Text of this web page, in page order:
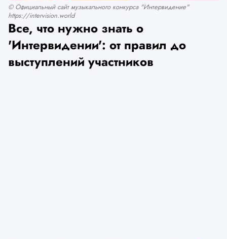
© Официальный сайт музыкального конкурса "Интервидение"
https://intervision.world
Все, что нужно знать о
'Интервидении': от правил до
выступлений участников